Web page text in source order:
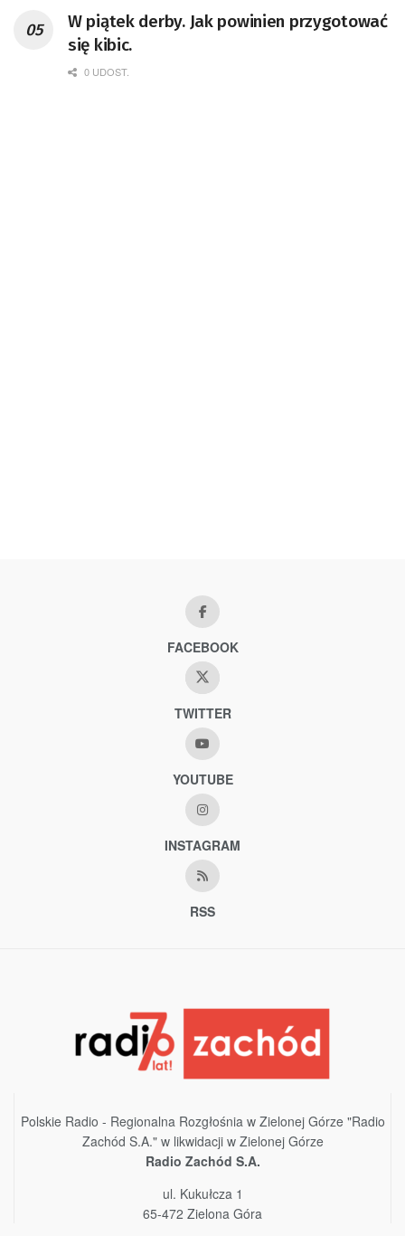
W piątek derby. Jak powinien przygotować
się kibic.
0 UDOST.
FACEBOOK
TWITTER
YOUTUBE
INSTAGRAM
RSS
Polskie Radio - Regionalna Rozgłośnia w Zielonej Górze "Radio
Zachód S.A." w likwidacji w Zielonej Górze
Radio Zachód S.A.
ul. Kukułcza 1
65-472 Zielona Góra